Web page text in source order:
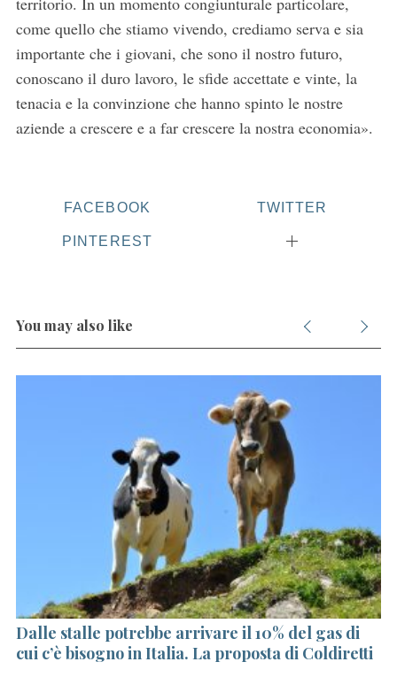
come quello che stiamo vivendo, crediamo serva e sia
importante che i giovani, che sono il nostro futuro,
conoscano il duro lavoro, le sfide accettate e vinte, la
tenacia e la convinzione che hanno spinto le nostre
aziende a crescere e a far crescere la nostra economia».
FACEBOOK TWITTER
PINTEREST
You may also like
Dalle stalle potrebbe arrivare il 10% del gas di
cui c’è bisogno in Italia. La proposta di Coldiretti